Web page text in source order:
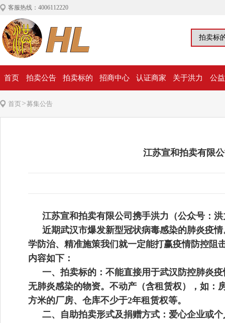
客服热线：4006112220
首页 拍卖公告 拍卖标的 招商中心 认证商家 关于洪力 公
首页>募集公告
江苏宣和拍卖有限
江苏宣和拍卖有限公司 携手洪力（公众号：
近期武汉市爆发新型冠状病毒感染的肺炎疫
学防治、精准施策我们就一定能打赢疫情防控阻
内容如下：
一、拍卖标的：不能直接用于武汉防控肺炎
无肺炎感染的物资。不动产（含租赁权），如：
方米的厂房、仓库不少于2年租赁权等。
二、自助拍卖形式及捐赠方式：爱心企业或